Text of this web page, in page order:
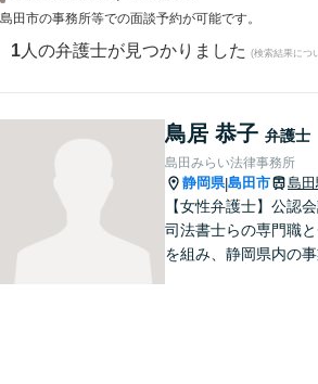
島田市の事務所等での面談予約が可能です。
1 人の弁護士が見つかりました (検索結果につ
鳥居 恭子 弁護士
島田みらい法律事務所
静岡県|島田市 島田
【女性弁護士】公認
司法書士らの専門職
を組み、静岡県内の事